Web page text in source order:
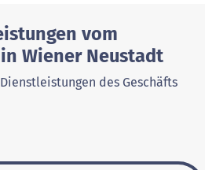
vom
Wiener Neustadt
des Geschäfts